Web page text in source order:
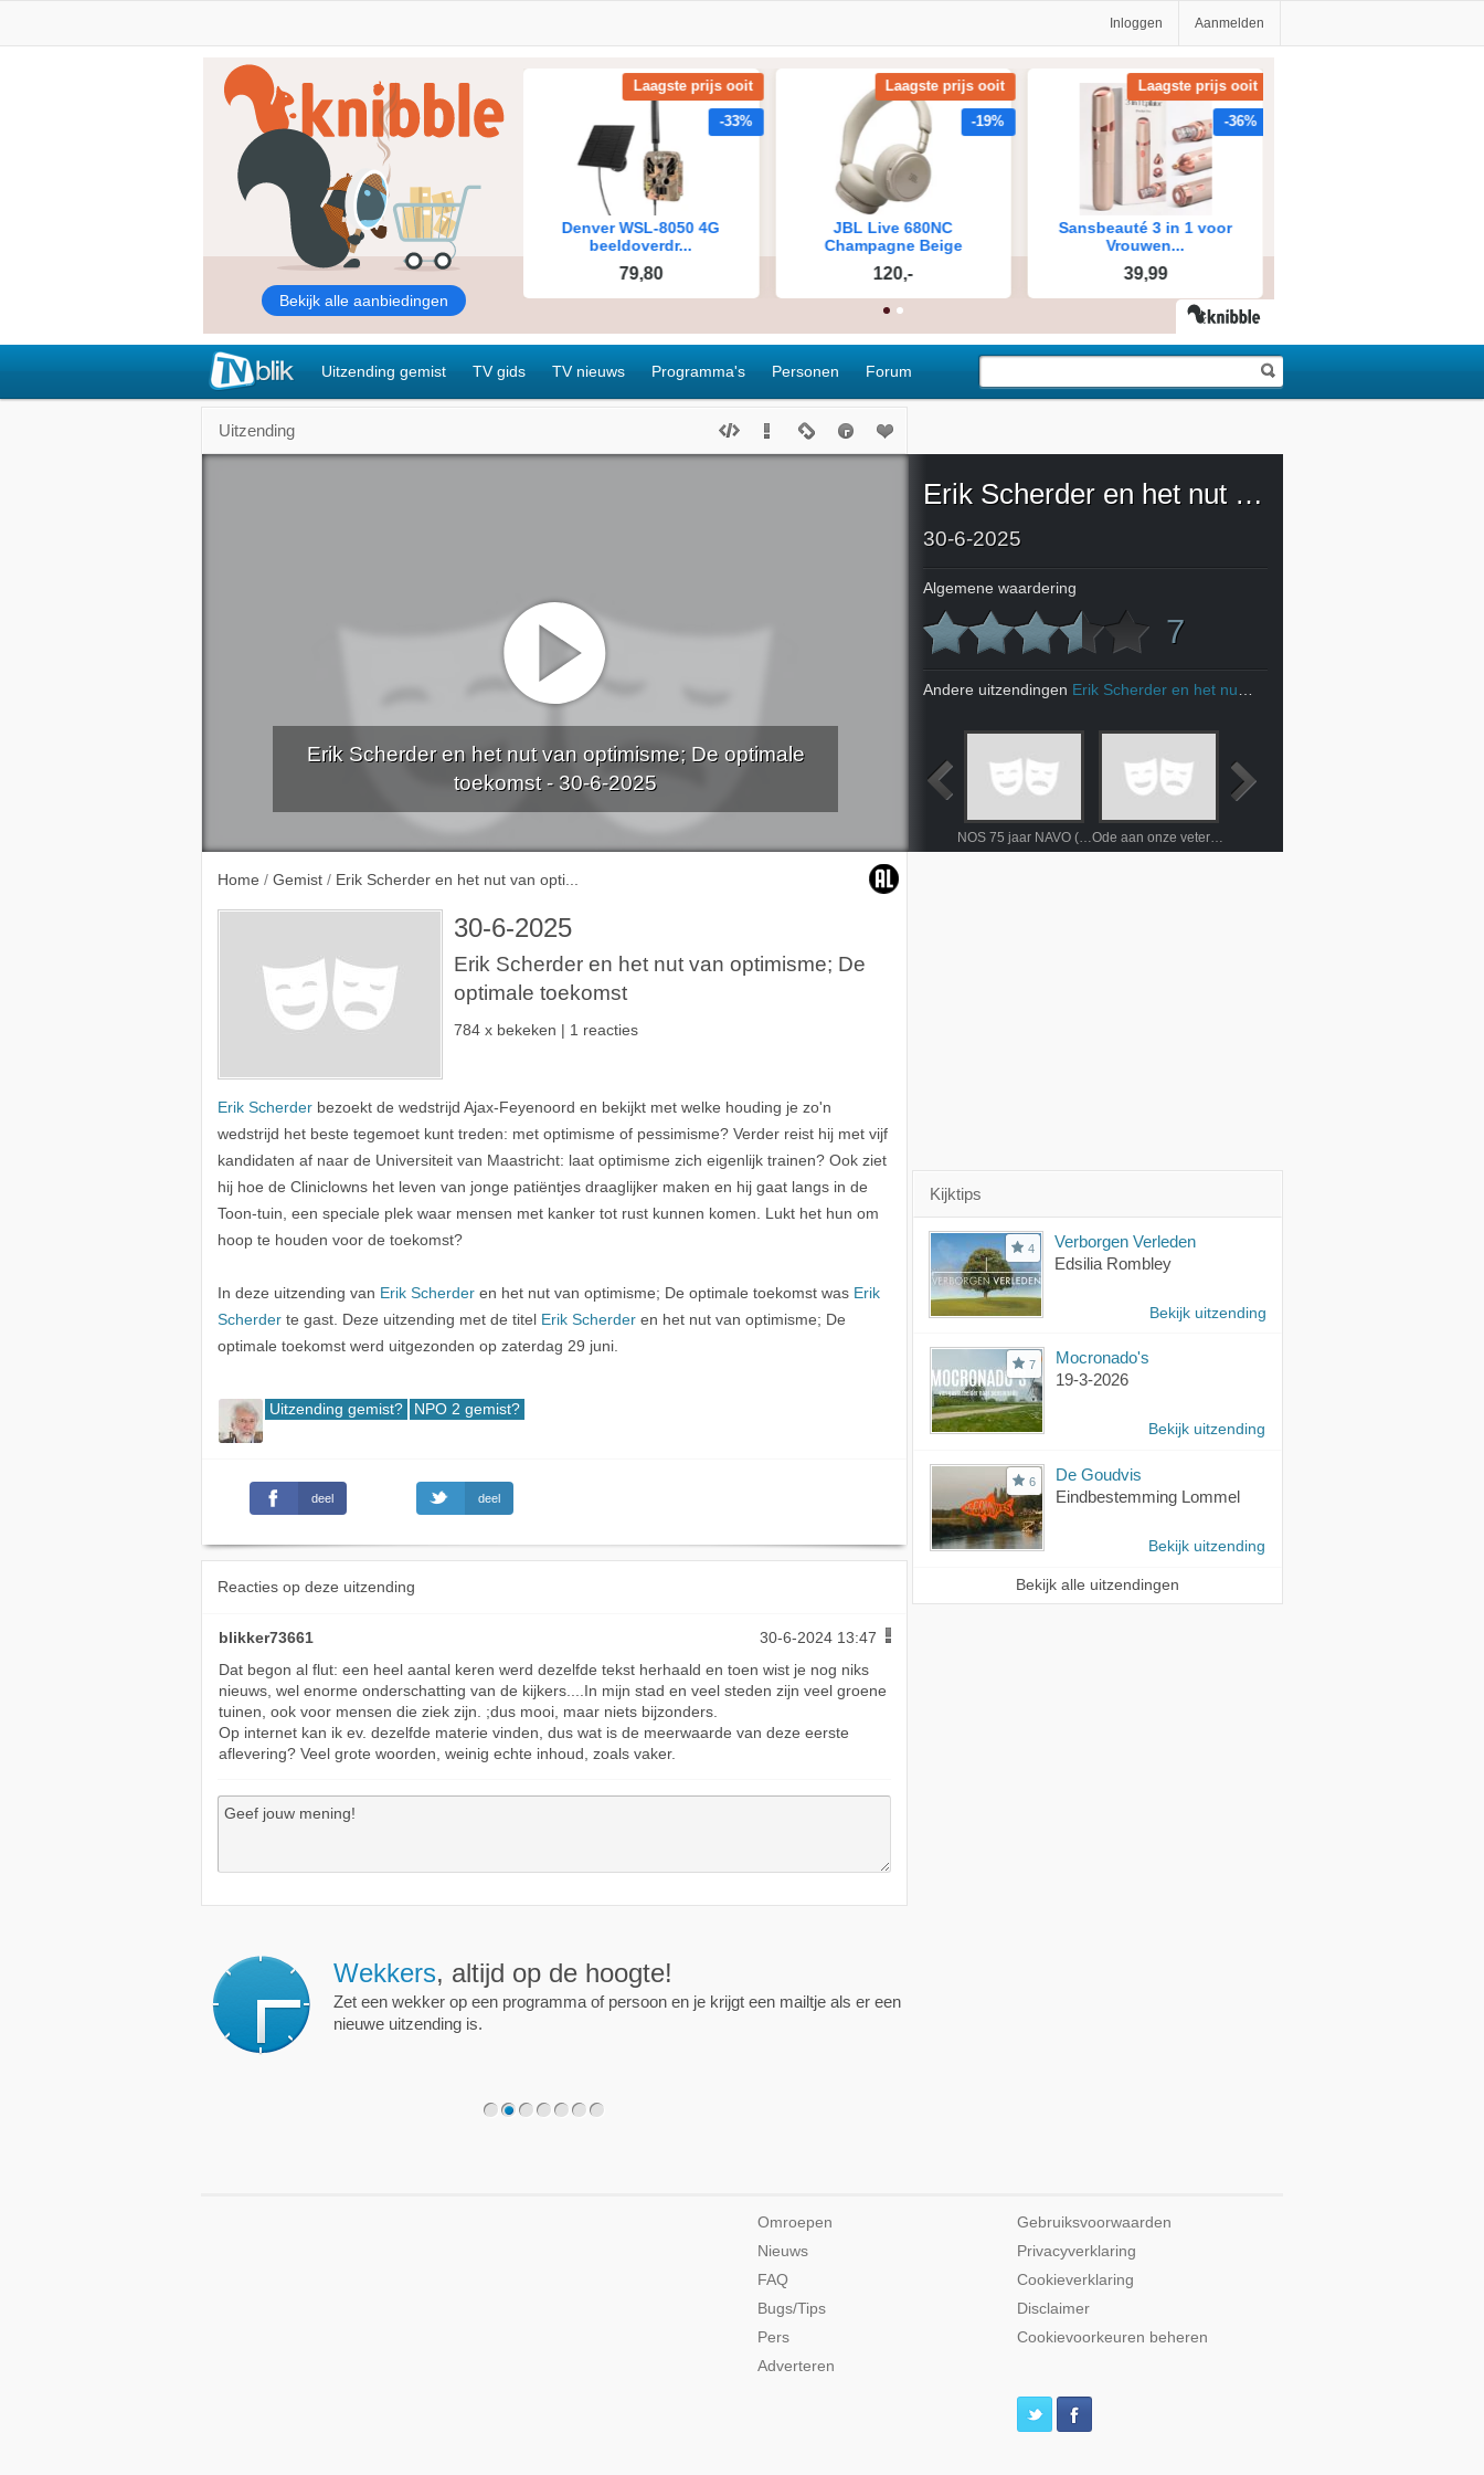
Inloggen Aanmelden
Uitzending gemist TV gids TV nieuws Programma's Personen Forum
Uitzending
Erik Scherder en het nut van optimisme; De optimale
toekomst - 30-6-2025
Home / Gemist / Erik Scherder en het nut van opti...
30-6-2025
Erik Scherder en het nut van optimisme; De
optimale toekomst
784 x bekeken | 1 reacties
Erik Scherder bezoekt de wedstrijd Ajax-Feyenoord en bekijkt met welke houding je zo'n
wedstrijd het beste tegemoet kunt treden: met optimisme of pessimisme? Verder reist hij met vijf
kandidaten af naar de Universiteit van Maastricht: laat optimisme zich eigenlijk trainen? Ook ziet
hij hoe de Cliniclowns het leven van jonge patiëntjes draaglijker maken en hij gaat langs in de
Toon-tuin, een speciale plek waar mensen met kanker tot rust kunnen komen. Lukt het hun om
hoop te houden voor de toekomst?
In deze uitzending van Erik Scherder en het nut van optimisme; De optimale toekomst was Erik
Scherder te gast. Deze uitzending met de titel Erik Scherder en het nut van optimisme; De
optimale toekomst werd uitgezonden op zaterdag 29 juni.
Uitzending gemist? NPO 2 gemist?
deel deel
Reacties op deze uitzending
blikker73661
30-6-2024 13:47
Dat begon al flut: een heel aantal keren werd dezelfde tekst herhaald en toen wist je nog niks
nieuws, wel enorme onderschatting van de kijkers....In mijn stad en veel steden zijn veel groene
tuinen, ook voor mensen die ziek zijn. ;dus mooi, maar niets bijzonders.
Op internet kan ik ev. dezelfde materie vinden, dus wat is de meerwaarde van deze eerste
aflevering? Veel grote woorden, weinig echte inhoud, zoals vaker.
Erik Scherder en het nut van optimisme; De optimale toekomst
30-6-2025
Algemene waardering
7
Andere uitzendingen Erik Scherder en het nut van optimisme; De optimale toekomst
NOS 75 jaar NAVO (Brunssum) Ode aan onze veteranen 2025
Kijktips
4
Verborgen Verleden
Edsilia Rombley
Bekijk uitzending
7
Mocronado's
19-3-2026
Bekijk uitzending
6
De Goudvis
Eindbestemming Lommel
Bekijk uitzending
Bekijk alle uitzendingen
Wekkers, altijd op de hoogte!
Zet een wekker op een programma of persoon en je krijgt een mailtje als er een
nieuwe uitzending is.
Omroepen
Nieuws
FAQ
Bugs/Tips
Pers
Adverteren
Gebruiksvoorwaarden
Privacyverklaring
Cookieverklaring
Disclaimer
Cookievoorkeuren beheren